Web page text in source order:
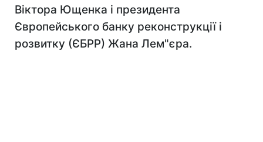
Віктора Ющенка і президента
Європейського банку реконструкції і
розвитку (ЄБРР) Жана Лем"єра.